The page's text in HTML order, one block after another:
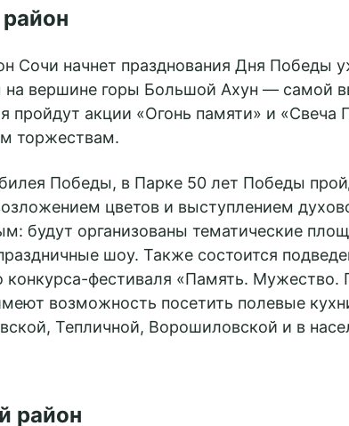
Сочи начнет празднования Дня Победы
вершине горы Большой Ахун — самой
пройдут акции «Огонь памяти» и «Свеча
торжествам.
Победы, в Парке 50 лет Победы
цветов и выступлением
будут организованы тематические
шоу. Также состоится
конкурса-фестиваля «Память.
возможность посетить полевые
Тепличной, Ворошиловской и в
район